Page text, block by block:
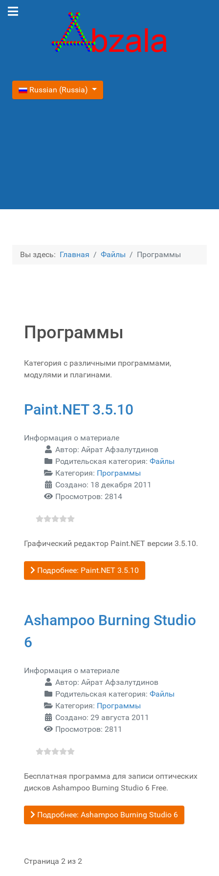
Выберите язык
Russian (Russia)
Вы здесь: Главная Файлы Программы
Программы
Категория с различными программами,
модулями и плагинами.
Paint.NET 3.5.10
Информация о материале
Автор: Айрат Афзалутдинов
Родительская категория: Файлы
Категория: Программы
Создано: 18 декабря 2011
Просмотров: 2814
Графический редактор Paint.NET версии 3.5.10.
Подробнее: Paint.NET 3.5.10
Ashampoo Burning Studio
6
Информация о материале
Автор: Айрат Афзалутдинов
Родительская категория: Файлы
Категория: Программы
Создано: 29 августа 2011
Просмотров: 2811
Бесплатная программа для записи оптических
дисков Ashampoo Burning Studio 6 Free.
Подробнее: Ashampoo Burning Studio 6
Страница 2 из 2